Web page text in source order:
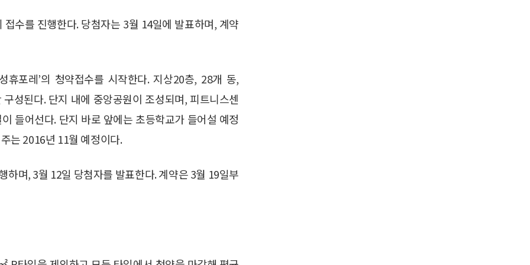
수를 진행한다. 당첨자는 3월 14일에 발표하며, 계약
휴포레’의 청약접수를 시작한다. 지상20층, 28개 동,
성된다. 단지 내에 중앙공원이 조성되며, 피트니스센
들어선다. 단지 바로 앞에는 초등학교가 들어설 예정
는 2016년 11월 예정이다.
며, 3월 12일 당첨자를 발표한다. 계약은 3월 19일부